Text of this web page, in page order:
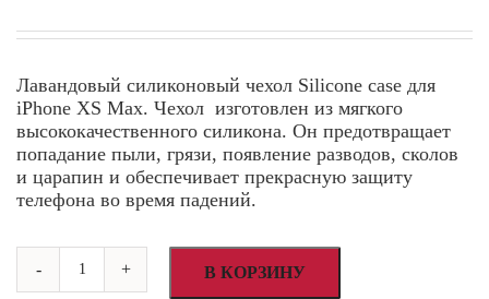
Лавандовый силиконовый чехол Silicone case для
iPhone XS Max. Чехол изготовлен из мягкого
высококачественного силикона. Он предотвращает
попадание пыли, грязи, появление разводов, сколов
и царапин и обеспечивает прекрасную защиту
телефона во время падений.
+
Количество
товара
Силиконовый
- В КОРЗИНУ